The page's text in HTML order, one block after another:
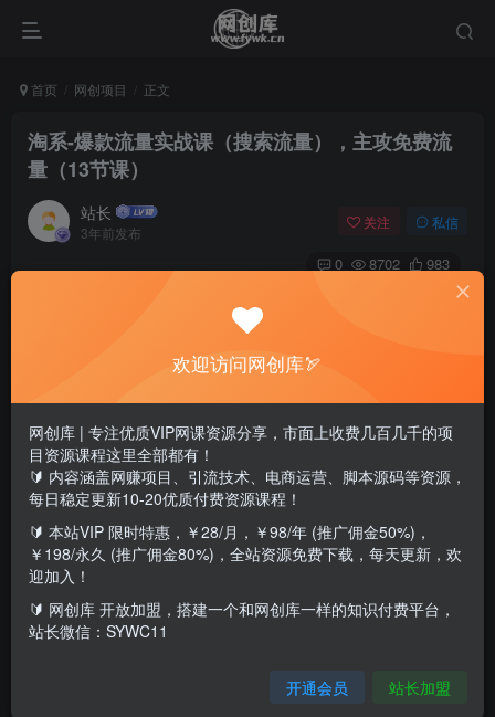
首页 网创项目 正文
淘系-爆款流量实战课（搜索流量），主攻免费流
量（13节课）
站长
3年前发布
关注 私信
0 8702 983
课程内容：
00.前言.mp4
欢迎访问网创库🏹
网创库 | 专注优质VIP网课资源分享，市面上收费几百几千的项
目资源课程这里全部都有！
🔰 内容涵盖网赚项目、引流技术、电商运营、脚本源码等资源，
每日稳定更新10-20优质付费资源课程！
🔰 本站VIP 限时特惠，￥28/月，￥98/年 (推广佣金50%)，
￥198/永久 (推广佣金80%)，全站资源免费下载，每天更新，欢
迎加入！
🔰 网创库 开放加盟，搭建一个和网创库一样的知识付费平台，
站长微信：SYWC11
开通会员 站长加盟